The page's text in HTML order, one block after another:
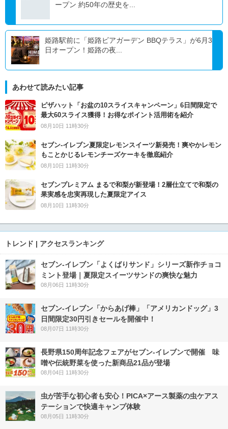
ープン 約50年の歴史を...
姫路駅前に「姫路ビアガーデン BBQテラス」が6月3
日オープン！姫路の夜...
あわせて読みたい記事
ピザハット「お盆の10スライスキャンペーン」6日間限定で
最大60スライス獲得！お得なポイント活用術を紹介
08月10日 11時30分
セブン‐イレブン夏限定レモンスイーツ新発売！爽やかレモン
もことかじるレモンチーズケーキを徹底紹介
08月10日 11時30分
セブンプレミアム まるで和梨が新登場！2層仕立てで和梨の
果実感を忠実再現した夏限定アイス
08月10日 11時30分
トレンド | アクセスランキング
セブン‐イレブン「よくばりサンド」シリーズ新作チョコ
ミント登場｜夏限定スイーツサンドの爽快な魅力
08月06日 11時30分
セブン‐イレブン「からあげ棒」「アメリカンドッグ」3
日間限定30円引きセールを開催中！
08月07日 11時30分
長野県150周年記念フェアがセブン-イレブンで開催 味
噌や伝統野菜を使った新商品21品が登場
08月04日 11時30分
虫が苦手な初心者も安心！PICA×アース製薬の虫ケアス
テーションで快適キャンプ体験
08月05日 11時30分